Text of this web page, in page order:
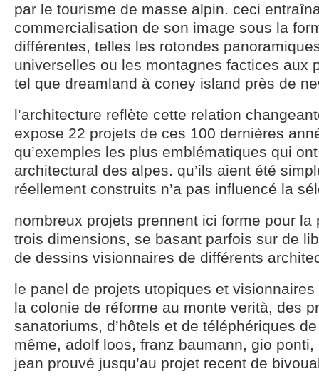
par le tourisme de masse alpin. ceci
commercialisation de son image sous la
différentes, telles les rotondes
universelles ou les montagnes factices aux
tel que dreamland à coney island près de
l’architecture reflète cette relation
expose 22 projets de ces 100 dernières
qu’exemples les plus emblématiques qui
architectural des alpes. qu’ils aient été
réellement construits n’a pas influencé la
nombreux projets prennent ici forme pour la
trois dimensions, se basant parfois sur de
de dessins visionnaires de différents
le panel de projets utopiques et
la colonie de réforme au monte verità, des
sanatoriums, d’hôtels et de téléphériques
même, adolf loos, franz baumann, gio
jean prouvé jusqu’au projet recent de